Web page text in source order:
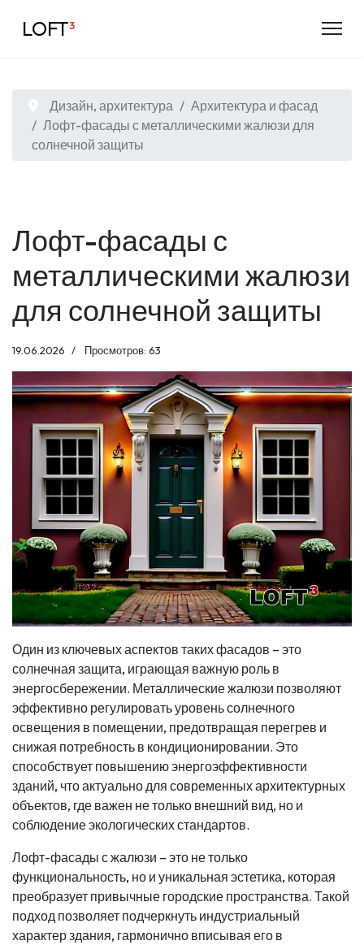
LOFT³
Дизайн, архитектура
Архитектура и фасад
Лофт-фасады с металлическими жалюзи для
солнечной защиты
Лофт-фасады с
металлическими жалюзи
для солнечной защиты
19.06.2026 Просмотров: 63
Один из ключевых аспектов таких фасадов – это
солнечная защита, играющая важную роль в
энергосбережении. Металлические жалюзи позволяют
эффективно регулировать уровень солнечного
освещения в помещении, предотвращая перегрев и
снижая потребность в кондиционировании. Это
способствует повышению энергоэффективности
зданий, что актуально для современных архитектурных
объектов, где важен не только внешний вид, но и
соблюдение экологических стандартов.
Лофт-фасады с жалюзи – это не только
функциональность, но и уникальная эстетика, которая
преобразует привычные городские пространства. Такой
подход позволяет подчеркнуть индустриальный
характер здания, гармонично вписывая его в